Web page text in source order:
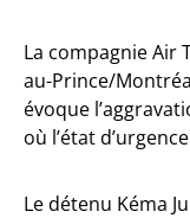
La compagnie Air
au-Prince/
évoque
où l’état
Le détenu Kéma